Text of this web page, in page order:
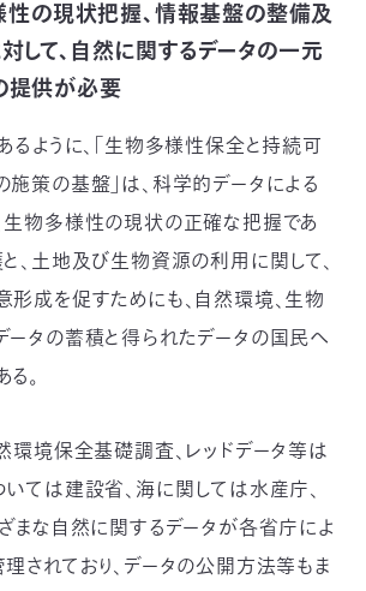
性の現状把握、情報基盤の整備及
して、自然に関するデータの一元
提供が必要
るように、「生物多様性保全と持続可
策の基盤」は、科学的データによる
生物多様性の現状の正確な把握であ
、土地及び生物資源の利用に関して、
成を促すためにも、自然環境、生物
ータの蓄積と得られたデータの国民へ
。
環境保全基礎調査、レッドデータ等は
ては建設省、海に関しては水産庁、
まな自然に関するデータが各省庁によ
されており、データの公開方法等もま